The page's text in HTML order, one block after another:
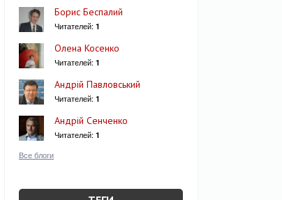
Борис Беспалий
Читателей: 1
Олена Косенко
Читателей: 1
Андрій Павловський
Читателей: 1
Андрій Сенченко
Читателей: 1
Все блоги